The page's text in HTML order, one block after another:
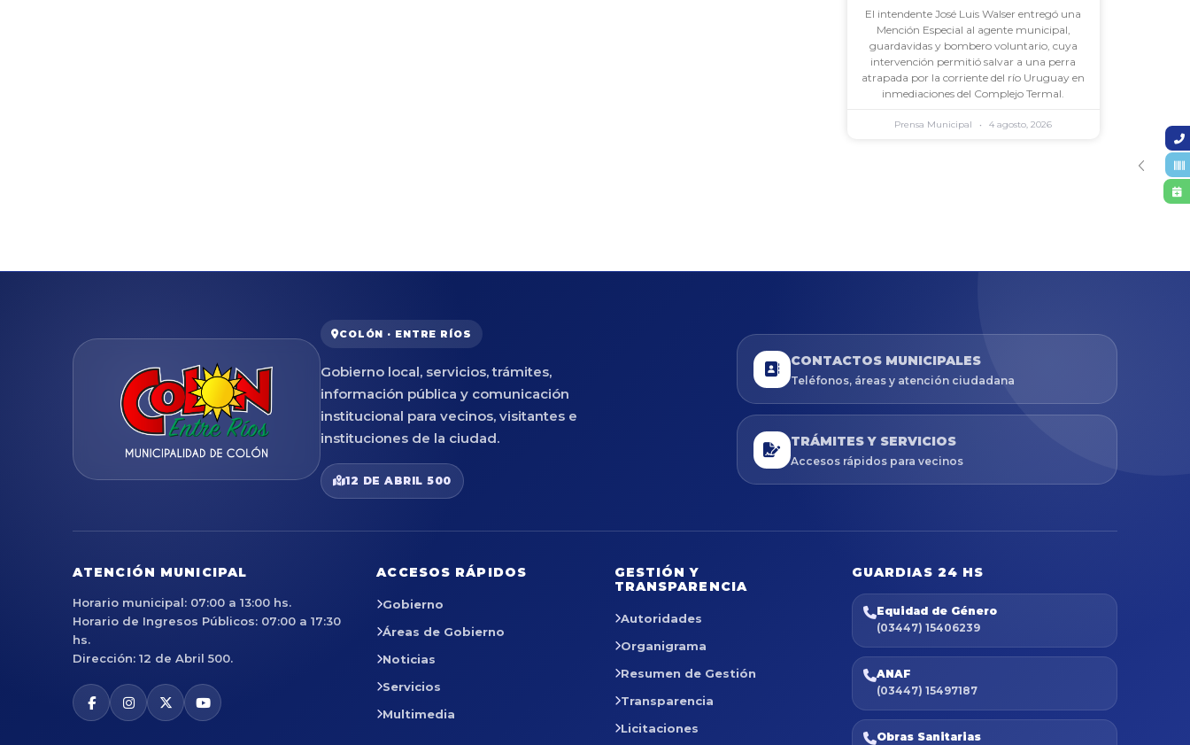
El intendente José Luis Walser entregó una
Mención Especial al agente municipal,
guardavidas y bombero voluntario, cuya
intervención permitió salvar a una perra
atrapada por la corriente del río Uruguay en
inmediaciones del Complejo Termal.
Prensa Municipal 4 agosto, 2026
COLÓN · ENTRE RÍOS
Gobierno local, servicios, trámites,
información pública y comunicación
institucional para vecinos, visitantes e
instituciones de la ciudad.
12 DE ABRIL 500
CONTACTOS MUNICIPALES
Teléfonos, áreas y atención ciudadana
TRÁMITES Y SERVICIOS
Accesos rápidos para vecinos
ATENCIÓN MUNICIPAL
Horario municipal: 07:00 a 13:00 hs.
Horario de Ingresos Públicos: 07:00 a 17:30
hs.
Dirección: 12 de Abril 500.
ACCESOS RÁPIDOS
Gobierno
Áreas de Gobierno
Noticias
Servicios
Multimedia
GESTIÓN Y
TRANSPARENCIA
Autoridades
Organigrama
Resumen de Gestión
Transparencia
Licitaciones
GUARDIAS 24 HS
Equidad de Género
(03447) 15406239
ANAF
(03447) 15497187
Obras Sanitarias